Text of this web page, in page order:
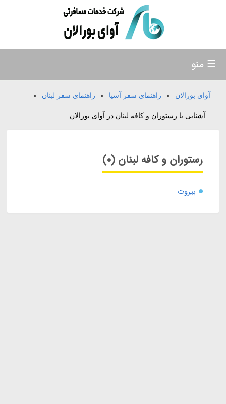
آوای بورالان » راهنمای سفر آسیا » راهنمای سفر لبنان »
آشنایی با رستوران و کافه لبنان در آوای بورالان
رستوران و کافه لبنان (0)
بیروت
☰ منو